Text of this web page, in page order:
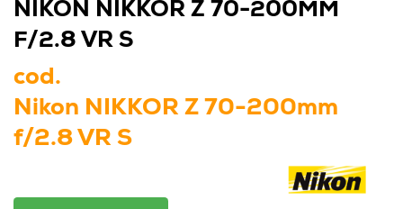
NIKON NIKKOR Z 70-200MM
F/2.8 VR S
cod.
Nikon NIKKOR Z 70-200mm
f/2.8 VR S